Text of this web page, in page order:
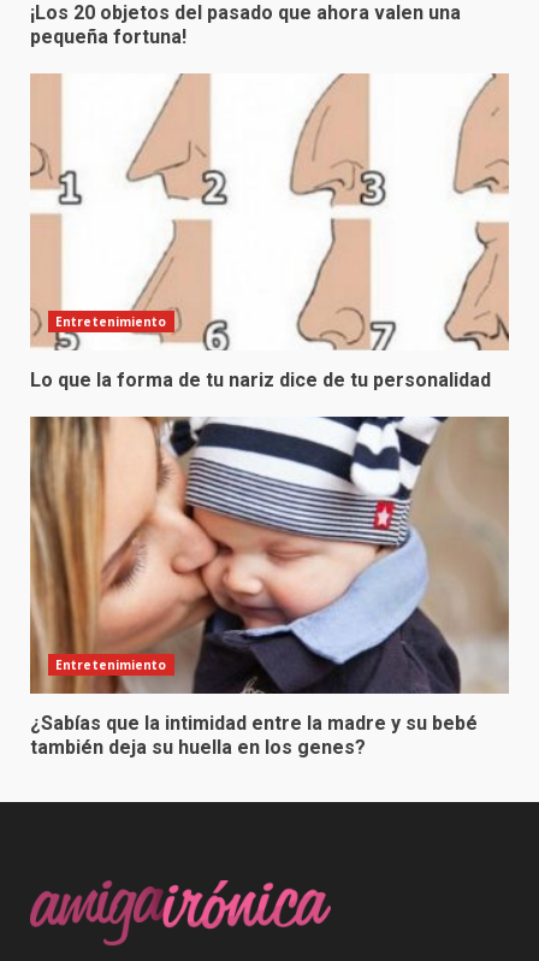
¡Los 20 objetos del pasado que ahora valen una
pequeña fortuna!
Entretenimiento
Lo que la forma de tu nariz dice de tu personalidad
Entretenimiento
¿Sabías que la intimidad entre la madre y su bebé
también deja su huella en los genes?